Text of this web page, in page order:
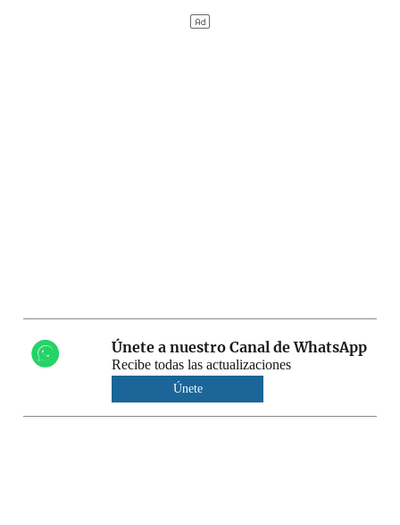
Únete a nuestro Canal de WhatsApp
Recibe todas las actualizaciones
Únete